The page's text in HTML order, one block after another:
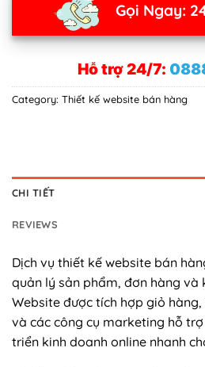
Gọi Ngay:
Hỗ trợ 24/7:
Category: Thiết kế website bán hàng
CHI TIẾT
REVIEWS
Dịch vụ thiết kế website bán
quản lý sản phẩm, đơn hàng và
Website được tích hợp giỏ
và các công cụ marketing hỗ
triển kinh doanh online nhanh